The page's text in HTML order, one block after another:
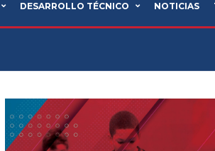
DESARROLLO TÉCNICO NOTICIAS